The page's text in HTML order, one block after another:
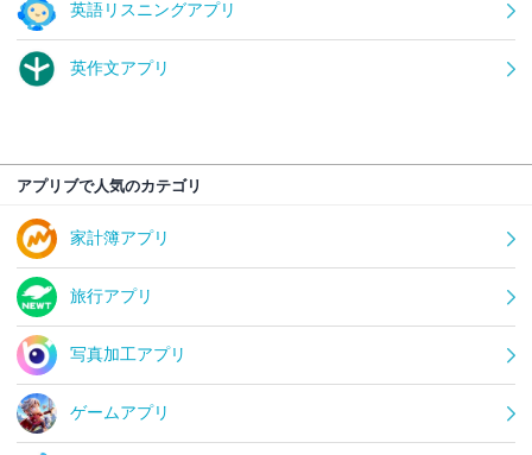
英語リスニングアプリ
英作文アプリ
アプリブで人気のカテゴリ
家計簿アプリ
旅行アプリ
写真加工アプリ
ゲームアプリ